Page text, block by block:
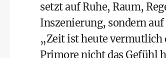
setzt auf Ruhe, Raum,
Inszenierung, sondern
„Zeit ist heute vermutlich
Primore nicht das Gefühl